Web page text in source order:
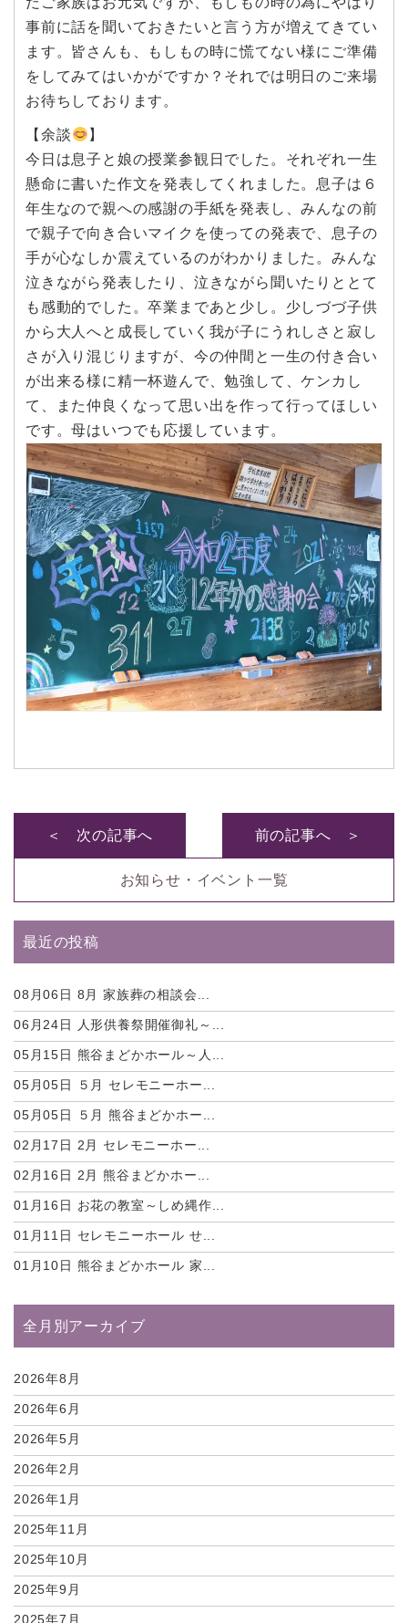
事前に話を聞いておきたいと言う方が増えてきてい
ます。皆さんも、もしもの時に慌てない様にご準備
をしてみてはいかがですか？それでは明日のご来場
お待ちしております。
【余談
】
今日は息子と娘の授業参観日でした。それぞれ一生
懸命に書いた作文を発表してくれました。息子は６
年生なので親への感謝の手紙を発表し、みんなの前
で親子で向き合いマイクを使っての発表で、息子の
手が心なしか震えているのがわかりました。みんな
泣きながら発表したり、泣きながら聞いたりととて
も感動的でした。卒業まであと少し。少しづづ子供
から大人へと成長していく我が子にうれしさと寂し
さが入り混じりますが、今の仲間と一生の付き合い
が出来る様に精一杯遊んで、勉強して、ケンカし
て、また仲良くなって思い出を作って行ってほしい
です。母はいつでも応援しています。
＜ 次の記事へ
お知らせ・イベント一覧
前の記事へ ＞
最近の投稿
08月06日 8月 家族葬の相談会...
06月24日 人形供養祭開催御礼～...
05月15日 熊谷まどかホール～人...
05月05日 ５月 セレモニーホー...
05月05日 ５月 熊谷まどかホー...
02月17日 2月 セレモニーホー...
02月16日 2月 熊谷まどかホー...
01月16日 お花の教室～しめ縄作...
01月11日 セレモニーホール せ...
01月10日 熊谷まどかホール 家...
全月別アーカイブ
2026年8月
2026年6月
2026年5月
2026年2月
2026年1月
2025年11月
2025年10月
2025年9月
2025年7月